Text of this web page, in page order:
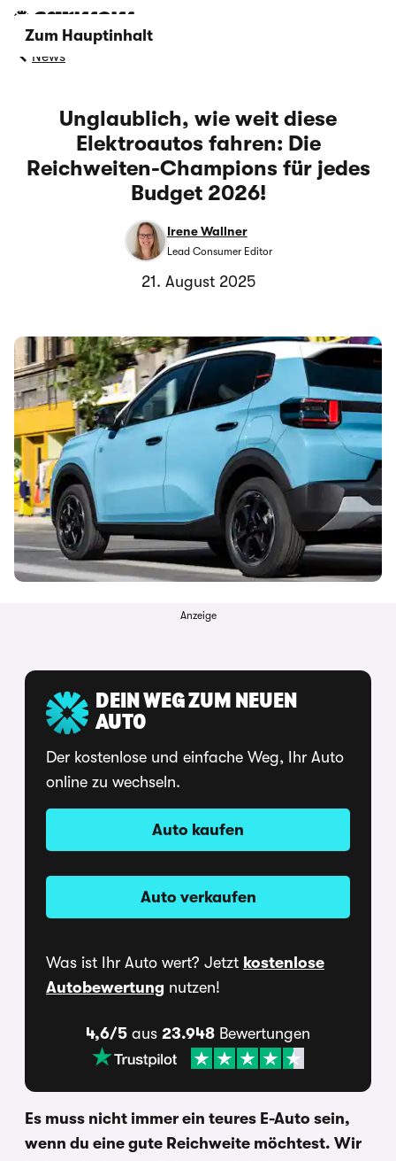
Zum Hauptinhalt
News
Unglaublich, wie weit diese
Elektroautos fahren: Die
Reichweiten-Champions für jedes
Budget 2026!
Irene Wallner
Lead Consumer Editor
21. August 2025
Anzeige
DEIN WEG ZUM NEUEN
AUTO
Der kostenlose und einfache Weg, Ihr Auto
online zu wechseln.
Auto kaufen
Auto verkaufen
Was ist Ihr Auto wert? Jetzt kostenlose
Autobewertung nutzen!
4,6/5 aus 23.948 Bewertungen
Es muss nicht immer ein teures E-Auto sein,
wenn du eine gute Reichweite möchtest. Wir